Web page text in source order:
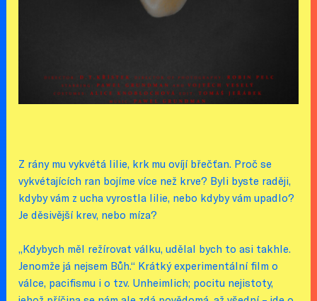
Z rány mu vykvétá lilie, krk mu ovíjí břečťan. Proč se
vykvétajících ran bojíme více než krve? Byli byste raději,
kdyby vám z ucha vyrostla lilie, nebo kdyby vám upadlo?
Je děsivější krev, nebo míza?
„Kdybych měl režírovat válku, udělal bych to asi takhle.
Jenomže já nejsem Bůh.“ Krátký experimentální film o
válce, pacifismu i o tzv. Unheimlich; pocitu nejistoty,